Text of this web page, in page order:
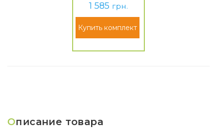
1 585 грн.
Купить комплект
Описание товара